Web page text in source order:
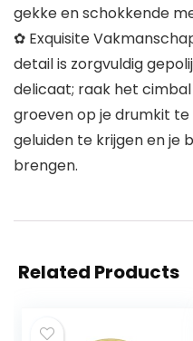
gekke en schokkende
✿ Exquisite
detail is zorgvuldig
delicaat; raak het
groeven op je drumkit
geluiden te krijgen en
brengen.
Related Products